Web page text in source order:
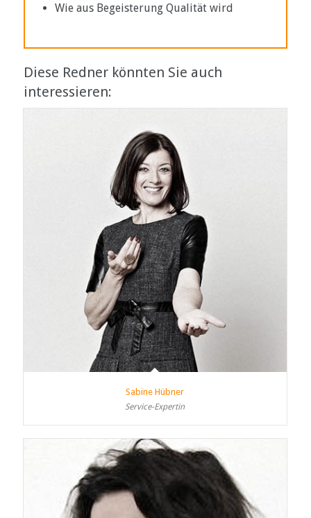
Wie aus Begeisterung Qualität wird
Diese Redner könnten Sie auch
interessieren:
Sabine Hübner
Service-Expertin